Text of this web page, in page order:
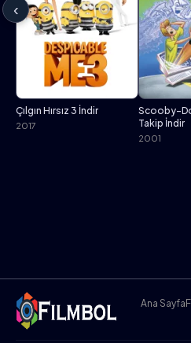
‹
Çılgın Hırsız 3 İndir
2017
Scooby-
Takip İndir
2001
Ana Sayfa